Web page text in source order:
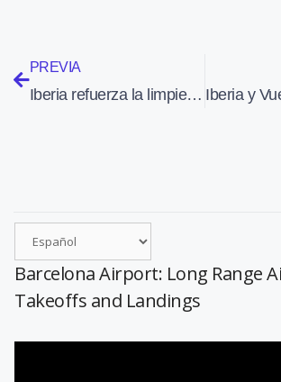
PREVIA
Iberia refuerza la limpieza e higienización de sus aviones
Barcelona Airport: Long Range
Takeoffs and Landings